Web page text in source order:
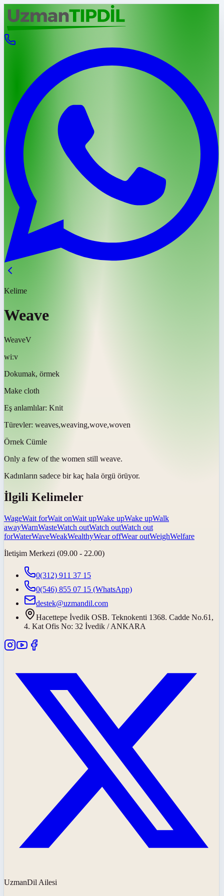
Kelime
Weave
WeaveV
wiːv
Dokumak, örmek
Make cloth
Eş anlamlılar: Knit
Türevler: weaves,weaving,wove,woven
Örnek Cümle
Only a few of the women still weave.
Kadınların sadece bir kaç hala örgü örüyor.
İlgili Kelimeler
WageWait forWait onWait upWake upWake upWalk
awayWarnWasteWatch outWatch outWatch out
forWaterWaveWeakWealthyWear offWear outWeighWelfare
İletişim Merkezi (09.00 - 22.00)
0(312) 911 37 15
0(546) 855 07 15 (WhatsApp)
destek@uzmandil.com
Hacettepe İvedik OSB. Teknokenti 1368. Cadde No.61,
4. Kat Ofis No: 32 İvedik / ANKARA
UzmanDil Ailesi